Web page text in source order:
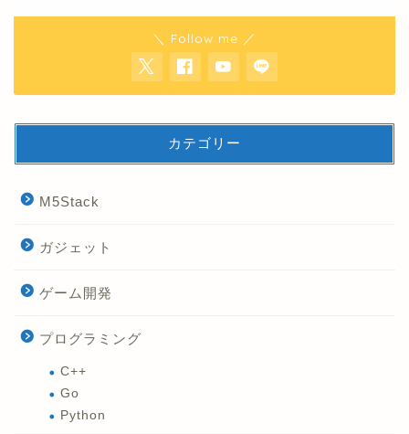
＼ Follow me ／
カテゴリー
M5Stack
ガジェット
ゲーム開発
プログラミング
C++
Go
Python